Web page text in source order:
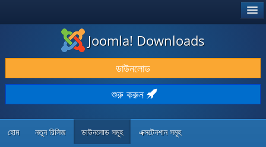
ডাউনলোড & প্রসারিত করুন
আবিষ্কার & শিখুন
কমিউনিটি & সহায়তা
Joomla! Downloads
ডাউনলোড
শুরু করুন
হোম নতুন রিলিজ ডাউনলোড সমূহ এক্সটেনশান সমূহ